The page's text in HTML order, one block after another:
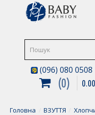
(096) 080 0508
0 0.00
Головна ВЗУТТЯ